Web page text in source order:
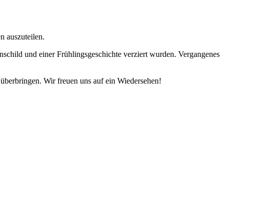
auszuteilen.
und einer Frühlingsgeschichte verziert wurden. Vergangenes
Wir freuen uns auf ein Wiedersehen!